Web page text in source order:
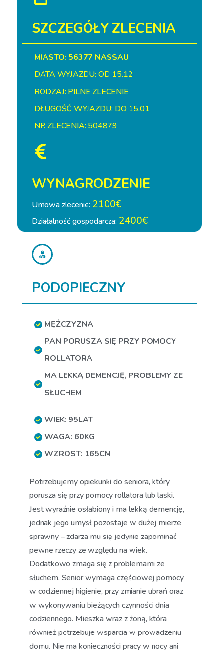
SZCZEGÓŁY ZLECENIA
MIASTO: 56377 NASSAU
DATA WYJAZDU: OD 15.12
RODZAJ: PILNE ZLECENIE
DŁUGOŚĆ WYJAZDU: DO 15.01
NR ZLECENIA: 504879
WYNAGRODZENIE
Umowa zlecenie: 2100€
Działalność gospodarcza: 2400€
PODOPIECZNY
MĘŻCZYZNA
PAN PORUSZA SIĘ PRZY POMOCY
ROLLATORA
MA LEKKĄ DEMENCJĘ, PROBLEMY ZE
SŁUCHEM
WIEK: 95LAT
WAGA: 60KG
WZROST: 165CM
Potrzebujemy opiekunki do seniora, który
porusza się przy pomocy rollatora lub laski.
Jest wyraźnie osłabiony i ma lekką demencję,
jednak jego umysł pozostaje w dużej mierze
sprawny – zdarza mu się jedynie zapominać
pewne rzeczy ze względu na wiek.
Dodatkowo zmaga się z problemami ze
słuchem. Senior wymaga częściowej pomocy
w codziennej higienie, przy zmianie ubrań oraz
w wykonywaniu bieżących czynności dnia
codziennego. Mieszka wraz z żoną, która
również potrzebuje wsparcia w prowadzeniu
domu. Nie ma konieczności pracy w nocy ani